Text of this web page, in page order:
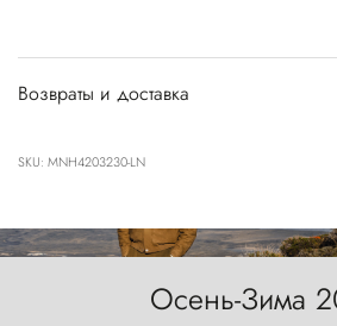
Возвраты и доставка
SKU: MNH4203230-LN
Осень-Зима